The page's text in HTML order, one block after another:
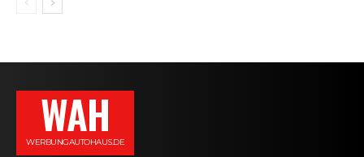
WAH
WERBUNGAUTOHAUS.DE